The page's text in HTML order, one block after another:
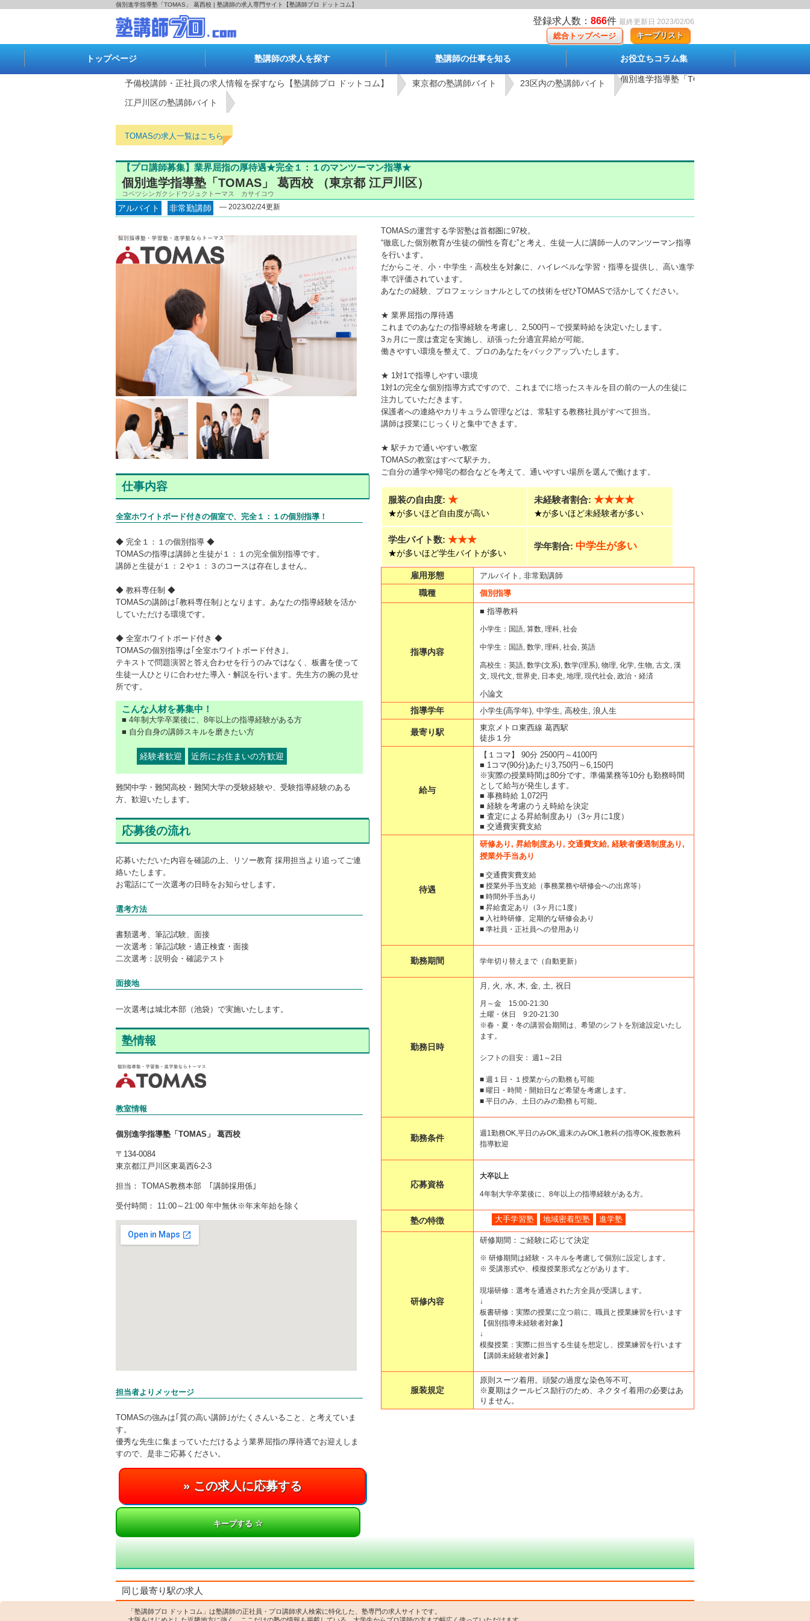
個別進学指導塾「TOMAS」 葛西校 | 塾講師の求人専門サイト【塾講師プロ ドットコム】
登録求人数： 866件 最終更新日 2023/02/06
キープリスト
総合トップページ
トップページ 塾講師の求人を探す 塾講師の仕事を知る お役立ちコラム集
予備校講師・正社員の求人情報を探すなら【塾講師プロ ドットコム】 東京都の塾講師バイト
23区内の塾講師バイト
江戸川区の塾講師バイト
個別進学指導塾「TOMAS」 葛西校の求人情報</s
TOMASの求人一覧はこちら
【プロ講師募集】業界屈指の厚待遇★完全１：１のマンツーマン指導★
個別進学指導塾「TOMAS」 葛西校 （東京都 江戸川区）
コベツシンガクシドウジュクトーマス カサイコウ
アルバイト 非常勤講師 ― 2023/02/24更新
TOMASの運営する学習塾は首都圏に97校。
“徹底した個別教育が生徒の個性を育む”と考え、生徒一人に講師一人のマンツーマン指導
を行います。
だからこそ、小・中学生・高校生を対象に、ハイレベルな学習・指導を提供し、高い進学
率で評価されています。
あなたの経験、プロフェッショナルとしての技術をぜひTOMASで活かしてください。
★ 業界屈指の厚待遇
これまでのあなたの指導経験を考慮し、2,500円～で授業時給を決定いたします。
3ヵ月に一度は査定を実施し、頑張った分適宜昇給が可能。
働きやすい環境を整えて、プロのあなたをバックアップいたします。
★ 1対1で指導しやすい環境
1対1の完全な個別指導方式ですので、これまでに培ったスキルを目の前の一人の生徒に
注力していただきます。
保護者への連絡やカリキュラム管理などは、常駐する教務社員がすべて担当。
講師は授業にじっくりと集中できます。
★ 駅チカで通いやすい教室
TOMASの教室はすべて駅チカ。
ご自分の通学や帰宅の都合などを考えて、通いやすい場所を選んで働けます。
服装の自由度: ★
★が多いほど自由度が高い
未経験者割合: ★★★★
★が多いほど未経験者が多い
学生バイト数: ★★★
★が多いほど学生バイトが多い
学年割合: 中学生が多い
雇用形態 アルバイト, 非常勤講師
職種 個別指導
指導内容
■ 指導教科
小学生：国語, 算数, 理科, 社会
中学生：国語, 数学, 理科, 社会, 英語
高校生：英語, 数学(文系), 数学(理系), 物理, 化学, 生物, 古文, 漢
文, 現代文, 世界史, 日本史, 地理, 現代社会, 政治・経済
小論文
指導学年 小学生(高学年), 中学生, 高校生, 浪人生
最寄り駅
東京メトロ東西線 葛西駅
徒歩１分
給与
【１コマ】 90分 2500円～4100円
■ 1コマ(90分)あたり3,750円～6,150円
※実際の授業時間は80分です。準備業務等10分も勤務時間
として給与が発生します。
■ 事務時給 1,072円
■ 経験を考慮のうえ時給を決定
■ 査定による昇給制度あり（3ヶ月に1度）
■ 交通費実費支給
待遇
研修あり, 昇給制度あり, 交通費支給, 経験者優遇制度あり,
授業外手当あり
■ 交通費実費支給
■ 授業外手当支給（事務業務や研修会への出席等）
■ 時間外手当あり
■ 昇給査定あり（3ヶ月に1度）
■ 入社時研修、定期的な研修会あり
■ 準社員・正社員への登用あり
勤務期間 学年切り替えまで（自動更新）
勤務日時
月, 火, 水, 木, 金, 土, 祝日
月～金 15:00-21:30
土曜・休日 9:20-21:30
※春・夏・冬の講習会期間は、希望のシフトを別途設定いたし
ます。
シフトの目安： 週1～2日
■ 週１日・１授業からの勤務も可能
■ 曜日・時間・開始日など希望を考慮します。
■ 平日のみ、土日のみの勤務も可能。
勤務条件
週1勤務OK,平日のみOK,週末のみOK,1教科の指導OK,複数教科
指導歓迎
応募資格
大卒以上
4年制大学卒業後に、8年以上の指導経験がある方。
塾の特徴 大手学習塾 地域密着型塾 進学塾
研修内容
研修期間：ご経験に応じて決定
※ 研修期間は経験・スキルを考慮して個別に設定します。
※ 受講形式や、模擬授業形式などがあります。
現場研修：選考を通過された方全員が受講します。
↓
板書研修：実際の授業に立つ前に、職員と授業練習を行います
【個別指導未経験者対象】
↓
模擬授業：実際に担当する生徒を想定し、授業練習を行います
【講師未経験者対象】
服装規定
原則スーツ着用。頭髪の過度な染色等不可。
※夏期はクールビス励行のため、ネクタイ着用の必要はあ
りません。
仕事内容
全室ホワイトボード付きの個室で、完全１：１の個別指導！
◆ 完全１：１の個別指導 ◆
TOMASの指導は講師と生徒が１：１の完全個別指導です。
講師と生徒が１：２や１：３のコースは存在しません。
◆ 教科専任制 ◆
TOMASの講師は｢教科専任制｣となります。あなたの指導経験を活か
していただける環境です。
◆ 全室ホワイトボード付き ◆
TOMASの個別指導は｢全室ホワイトボード付き｣。
テキストで問題演習と答え合わせを行うのみではなく、板書を使って
生徒一人ひとりに合わせた導入・解説を行います。先生方の腕の見せ
所です。
こんな人材を募集中！
■ 4年制大学卒業後に、8年以上の指導経験がある方
■ 自分自身の講師スキルを磨きたい方
経験者歓迎 近所にお住まいの方歓迎
難関中学・難関高校・難関大学の受験経験や、受験指導経験のある
方、歓迎いたします。
応募後の流れ
応募いただいた内容を確認の上、リソー教育 採用担当より追ってご連
絡いたします。
お電話にて一次選考の日時をお知らせします。
選考方法
書類選考、筆記試験、面接
一次選考：筆記試験・適正検査・面接
二次選考：説明会・確認テスト
面接地
一次選考は城北本部（池袋）で実施いたします。
塾情報
教室情報
個別進学指導塾「TOMAS」 葛西校
〒134-0084
東京都江戸川区東葛西6-2-3
担当： TOMAS教務本部 ｢講師採用係｣
受付時間： 11:00～21:00 年中無休※年末年始を除く
担当者よりメッセージ
TOMASの強みは｢質の高い講師｣がたくさんいること、と考えていま
す。
優秀な先生に集まっていただけるよう業界屈指の厚待遇でお迎えしま
すので、是非ご応募ください。
キープする
同じ最寄り駅の求人
「塾講師プロ ドットコム」は塾講師の正社員・プロ講師求人検索に特化した、塾専門の求人サイトです。